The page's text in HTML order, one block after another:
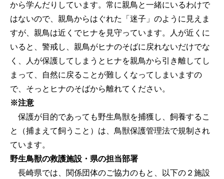
から学んだりしています。常に親鳥と一緒にいるわけで
はないので、親鳥からはぐれた「迷子」のように見えま
すが、親鳥は近くでヒナを見守っています。人が近くに
いると、警戒し、親鳥がヒナのそばに戻れないだけでな
く、人が保護してしまうとヒナを親鳥から引き離してし
まって、自然に戻ることが難しくなってしまいますの
で、そっとヒナのそばから離れてください。
※注意
保護が目的であっても野生鳥獣を捕獲し、飼養するこ
と（捕まえて飼うこと）は、鳥獣保護管理法で規制され
ています。
野生鳥獣の救護施設・県の担当部署
長崎県では、関係団体のご協力のもと、以下の２施設